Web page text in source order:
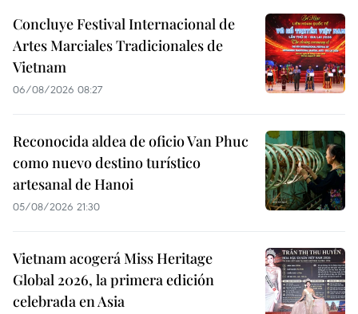
Concluye Festival Internacional de
Artes Marciales Tradicionales de
Vietnam
06/08/2026 08:27
Reconocida aldea de oficio Van Phuc
como nuevo destino turístico
artesanal de Hanoi
05/08/2026 21:30
Vietnam acogerá Miss Heritage
Global 2026, la primera edición
celebrada en Asia